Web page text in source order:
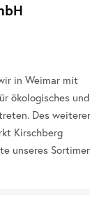
in Weimar mit
ökologisches und
Des
Kirschberg
unseres